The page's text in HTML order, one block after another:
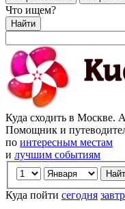
Что ищем?
Найти
Куда сходить в Москве.
Помощник и
по интересным местам
и лучшим событиям
Куда пойти сегодня